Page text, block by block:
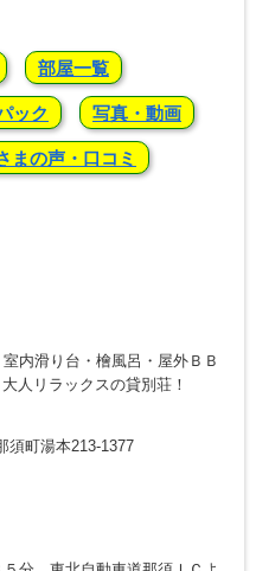
部屋一覧
ック 写真・動画
まの声・口コミ
内滑り台・檜風呂・屋外ＢＢ
人リラックスの貸別荘！
須町湯本213-1377